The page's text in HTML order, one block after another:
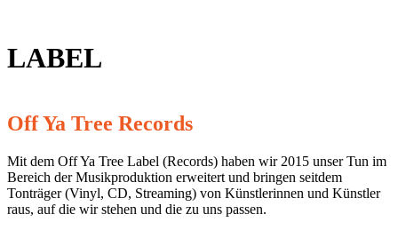
LABEL
Off Ya Tree Records
Mit dem Off Ya Tree Label (Records) haben wir 2015 unser Tun im
Bereich der Musikproduktion erweitert und bringen seitdem
Tonträger (Vinyl, CD, Streaming) von Künstlerinnen und Künstler
raus, auf die wir stehen und die zu uns passen.